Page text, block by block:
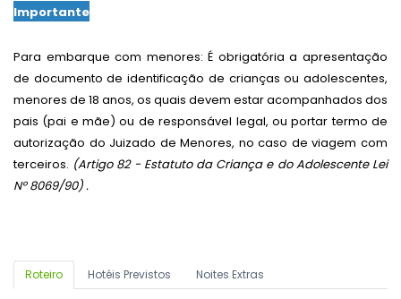
Roteiro Hotéis Previstos Noites Extras
Importante
Para embarque com menores: É obrigatória a apresentação
de documento de identificação de crianças ou adolescentes,
menores de 18 anos, os quais devem estar acompanhados dos
pais (pai e mãe) ou de responsável legal, ou portar termo de
autorização do Juizado de Menores, no caso de viagem com
terceiros. (Artigo 82 - Estatuto da Criança e do Adolescente Lei
Nº 8069/90) .